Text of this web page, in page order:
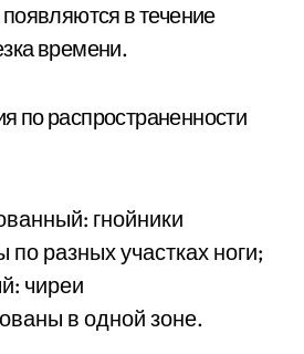
в течение
времени.
по распространенности
гнойники
разных участках ноги;
чиреи
в одной зоне.